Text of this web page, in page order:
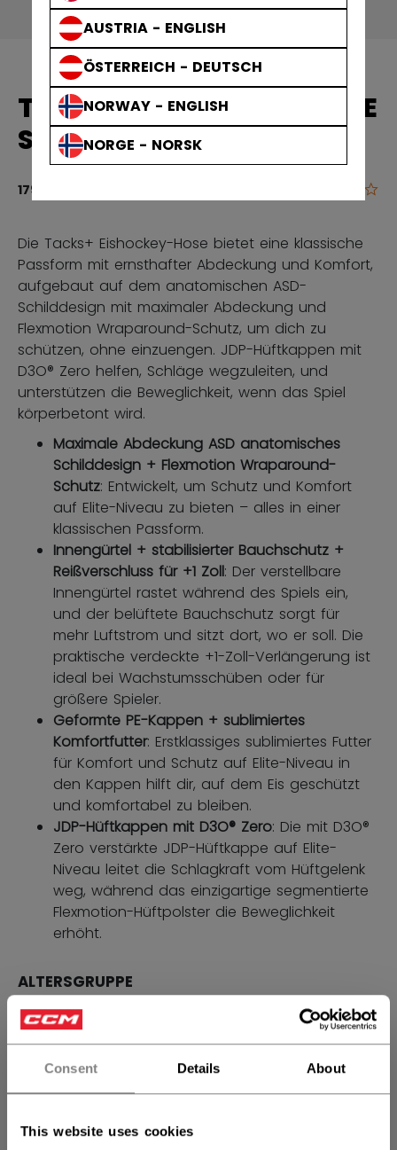
Consent Details About
This website uses cookies
AUSTRIA - ENGLISH
ÖSTERREICH - DEUTSCH
NORWAY - ENGLISH
NORGE - NORSK
TACKS+ EISHOCKEY-HOSE
SENIOR
179,90 € 5 von 5
Die Tacks+ Eishockey-Hose bietet eine klassische
Passform mit ernsthafter Abdeckung und Komfort,
aufgebaut auf dem anatomischen ASD-
Schilddesign mit maximaler Abdeckung und
Flexmotion Wraparound-Schutz, um dich zu
schützen, ohne einzuengen. JDP-Hüftkappen mit
D3O® Zero helfen, Schläge wegzuleiten, und
unterstützen die Beweglichkeit, wenn das Spiel
körperbetont wird.
Maximale Abdeckung ASD anatomisches
Schilddesign + Flexmotion Wraparound-
Schutz: Entwickelt, um Schutz und Komfort
auf Elite-Niveau zu bieten – alles in einer
klassischen Passform.
Innengürtel + stabilisierter Bauchschutz +
Reißverschluss für +1 Zoll: Der verstellbare
Innengürtel rastet während des Spiels ein,
und der belüftete Bauchschutz sorgt für
mehr Luftstrom und sitzt dort, wo er soll. Die
praktische verdeckte +1-Zoll-Verlängerung ist
ideal bei Wachstumsschüben oder für
größere Spieler.
Geformte PE-Kappen + sublimiertes
Komfortfutter: Erstklassiges sublimiertes Futter
für Komfort und Schutz auf Elite-Niveau in
den Kappen hilft dir, auf dem Eis geschützt
und komfortabel zu bleiben.
JDP-Hüftkappen mit D3O® Zero: Die mit D3O®
Zero verstärkte JDP-Hüftkappe auf Elite-
Niveau leitet die Schlagkraft vom Hüftgelenk
weg, während das einzigartige segmentierte
Flexmotion-Hüftpolster die Beweglichkeit
erhöht.
ALTERSGRUPPE
SENIOR 179,90 €